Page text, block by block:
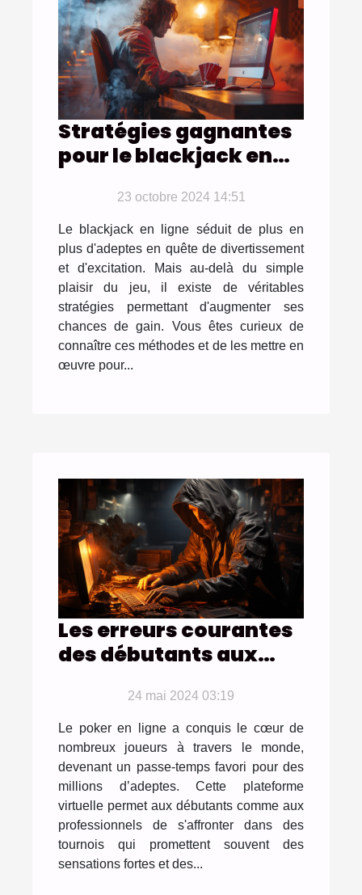
Stratégies gagnantes
pour le blackjack en
23 octobre 2024 14:51
Le blackjack en ligne séduit de plus en
plus d'adeptes en quête de divertissement
et d'excitation. Mais au-delà du simple
plaisir du jeu, il existe de véritables
stratégies permettant d'augmenter ses
chances de gain. Vous êtes curieux de
connaître ces méthodes et de les mettre en
œuvre pour...
Les erreurs courantes
des débutants aux
ligne et comment les
éviter
24 mai 2024 03:19
Le poker en ligne a conquis le cœur de
nombreux joueurs à travers le monde,
devenant un passe-temps favori pour des
millions d’adeptes. Cette plateforme
virtuelle permet aux débutants comme aux
professionnels de s'affronter dans des
tournois qui promettent souvent des
sensations fortes et des...